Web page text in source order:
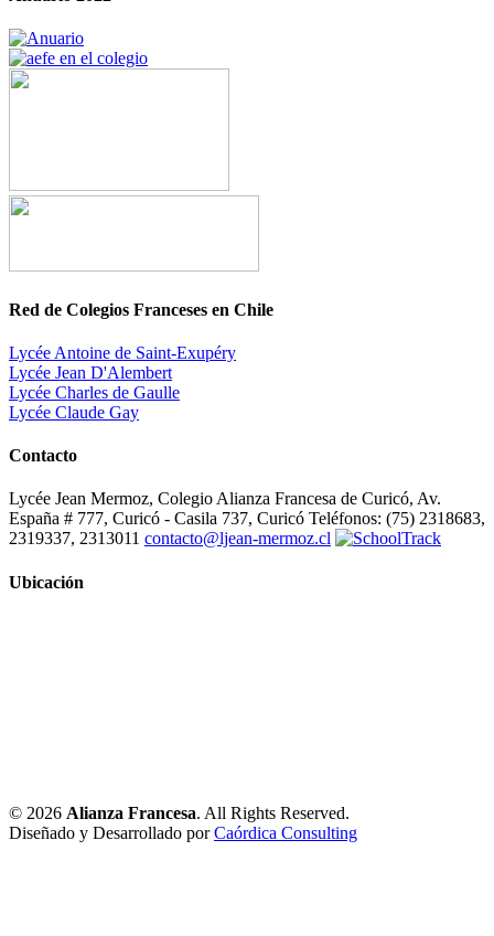
Red de Colegios Franceses en Chile
Lycée Antoine de Saint-Exupéry
Lycée Jean D'Alembert
Lycée Charles de Gaulle
Lycée Claude Gay
Contacto
Lycée Jean Mermoz, Colegio Alianza Francesa de Curicó, Av.
España # 777, Curicó - Casila 737, Curicó Teléfonos: (75) 2318683,
2319337, 2313011 contacto@ljean-mermoz.cl
Ubicación
© 2026 Alianza Francesa. All Rights Reserved.
Diseñado y Desarrollado porCaórdica Consulting